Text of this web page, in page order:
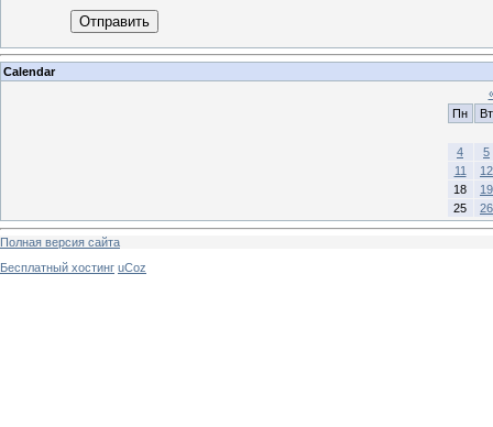
Отправить
Calendar
Пн
Вт
4
5
11
12
18
19
25
26
Полная версия сайта
Бесплатный хостинг uCoz